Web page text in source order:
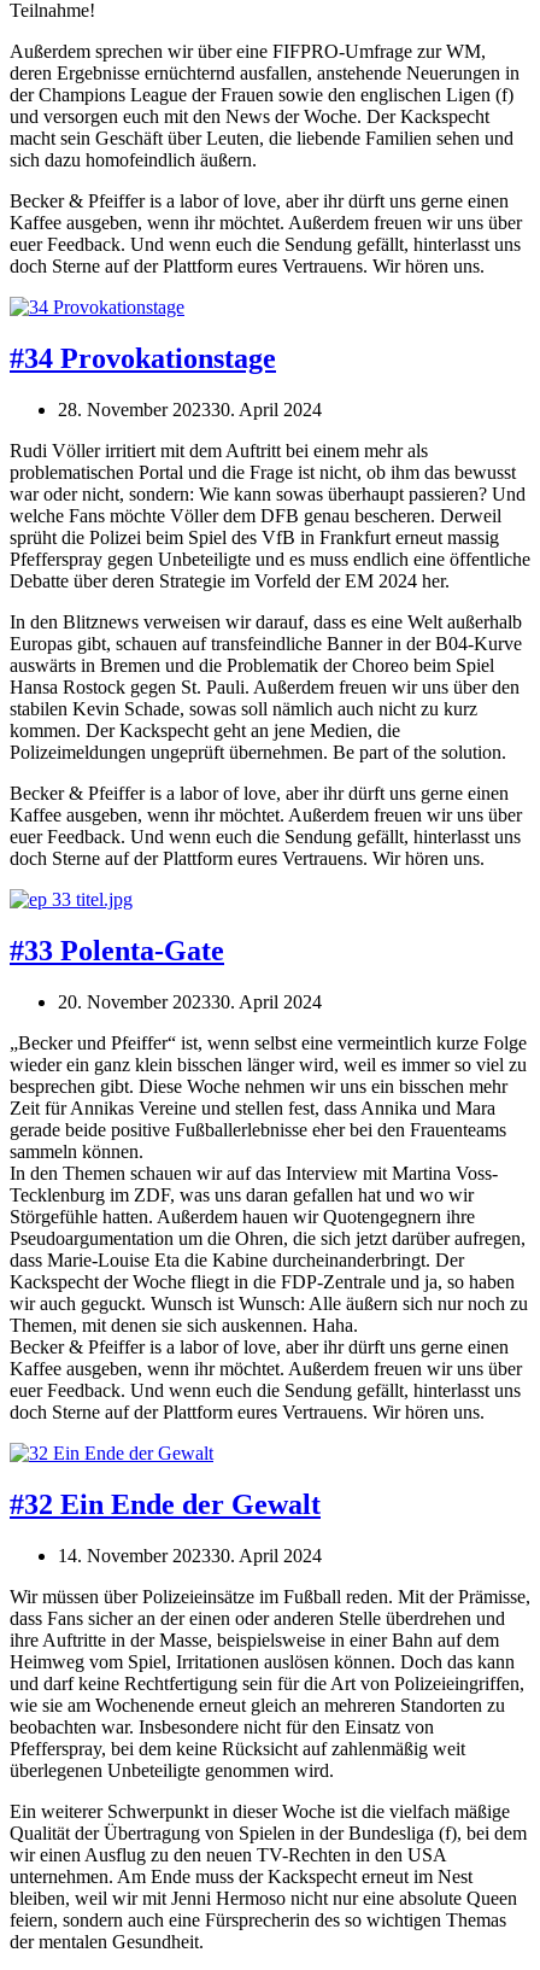
Teilnahme!
Außerdem sprechen wir über eine FIFPRO-Umfrage zur WM,
deren Ergebnisse ernüchternd ausfallen, anstehende Neuerungen in
der Champions League der Frauen sowie den englischen Ligen (f)
und versorgen euch mit den News der Woche. Der Kackspecht
macht sein Geschäft über Leuten, die liebende Familien sehen und
sich dazu homofeindlich äußern.
Becker & Pfeiffer is a labor of love, aber ihr dürft uns gerne einen
Kaffee ausgeben, wenn ihr möchtet. Außerdem freuen wir uns über
euer Feedback. Und wenn euch die Sendung gefällt, hinterlasst uns
doch Sterne auf der Plattform eures Vertrauens. Wir hören uns.
#34 Provokationstage
28. November 202330. April 2024
Rudi Völler irritiert mit dem Auftritt bei einem mehr als
problematischen Portal und die Frage ist nicht, ob ihm das bewusst
war oder nicht, sondern: Wie kann sowas überhaupt passieren? Und
welche Fans möchte Völler dem DFB genau bescheren. Derweil
sprüht die Polizei beim Spiel des VfB in Frankfurt erneut massig
Pfefferspray gegen Unbeteiligte und es muss endlich eine öffentliche
Debatte über deren Strategie im Vorfeld der EM 2024 her.
In den Blitznews verweisen wir darauf, dass es eine Welt außerhalb
Europas gibt, schauen auf transfeindliche Banner in der B04-Kurve
auswärts in Bremen und die Problematik der Choreo beim Spiel
Hansa Rostock gegen St. Pauli. Außerdem freuen wir uns über den
stabilen Kevin Schade, sowas soll nämlich auch nicht zu kurz
kommen. Der Kackspecht geht an jene Medien, die
Polizeimeldungen ungeprüft übernehmen. Be part of the solution.
Becker & Pfeiffer is a labor of love, aber ihr dürft uns gerne einen
Kaffee ausgeben, wenn ihr möchtet. Außerdem freuen wir uns über
euer Feedback. Und wenn euch die Sendung gefällt, hinterlasst uns
doch Sterne auf der Plattform eures Vertrauens. Wir hören uns.
#33 Polenta-Gate
20. November 202330. April 2024
„Becker und Pfeiffer“ ist, wenn selbst eine vermeintlich kurze Folge
wieder ein ganz klein bisschen länger wird, weil es immer so viel zu
besprechen gibt. Diese Woche nehmen wir uns ein bisschen mehr
Zeit für Annikas Vereine und stellen fest, dass Annika und Mara
gerade beide positive Fußballerlebnisse eher bei den Frauenteams
sammeln können.
In den Themen schauen wir auf das Interview mit Martina Voss-
Tecklenburg im ZDF, was uns daran gefallen hat und wo wir
Störgefühle hatten. Außerdem hauen wir Quotengegnern ihre
Pseudoargumentation um die Ohren, die sich jetzt darüber aufregen,
dass Marie-Louise Eta die Kabine durcheinanderbringt. Der
Kackspecht der Woche fliegt in die FDP-Zentrale und ja, so haben
wir auch geguckt. Wunsch ist Wunsch: Alle äußern sich nur noch zu
Themen, mit denen sie sich auskennen. Haha.
Becker & Pfeiffer is a labor of love, aber ihr dürft uns gerne einen
Kaffee ausgeben, wenn ihr möchtet. Außerdem freuen wir uns über
euer Feedback. Und wenn euch die Sendung gefällt, hinterlasst uns
doch Sterne auf der Plattform eures Vertrauens. Wir hören uns.
#32 Ein Ende der Gewalt
14. November 202330. April 2024
Wir müssen über Polizeieinsätze im Fußball reden. Mit der Prämisse,
dass Fans sicher an der einen oder anderen Stelle überdrehen und
ihre Auftritte in der Masse, beispielsweise in einer Bahn auf dem
Heimweg vom Spiel, Irritationen auslösen können. Doch das kann
und darf keine Rechtfertigung sein für die Art von Polizeieingriffen,
wie sie am Wochenende erneut gleich an mehreren Standorten zu
beobachten war. Insbesondere nicht für den Einsatz von
Pfefferspray, bei dem keine Rücksicht auf zahlenmäßig weit
überlegenen Unbeteiligte genommen wird.
Ein weiterer Schwerpunkt in dieser Woche ist die vielfach mäßige
Qualität der Übertragung von Spielen in der Bundesliga (f), bei dem
wir einen Ausflug zu den neuen TV-Rechten in den USA
unternehmen. Am Ende muss der Kackspecht erneut im Nest
bleiben, weil wir mit Jenni Hermoso nicht nur eine absolute Queen
feiern, sondern auch eine Fürsprecherin des so wichtigen Themas
der mentalen Gesundheit.